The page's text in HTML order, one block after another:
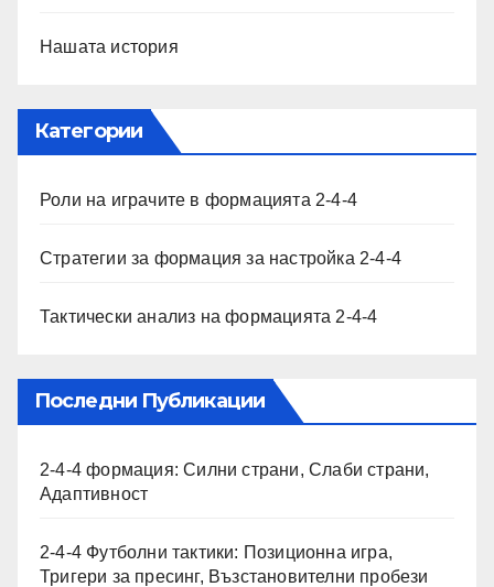
Нашата история
Категории
Роли на играчите в формацията 2-4-4
Стратегии за формация за настройка 2-4-4
Тактически анализ на формацията 2-4-4
Последни Публикации
2-4-4 формация: Силни страни, Слаби страни,
Адаптивност
2-4-4 Футболни тактики: Позиционна игра,
Тригери за пресинг, Възстановителни пробези